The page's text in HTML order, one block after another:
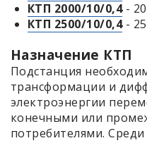
КТП 2000/10/0,4-
КТП 2500/10/0,4-
Назначение КТП
Подстанция
трансформации и
электроэнергии
конечными или
потребителями.